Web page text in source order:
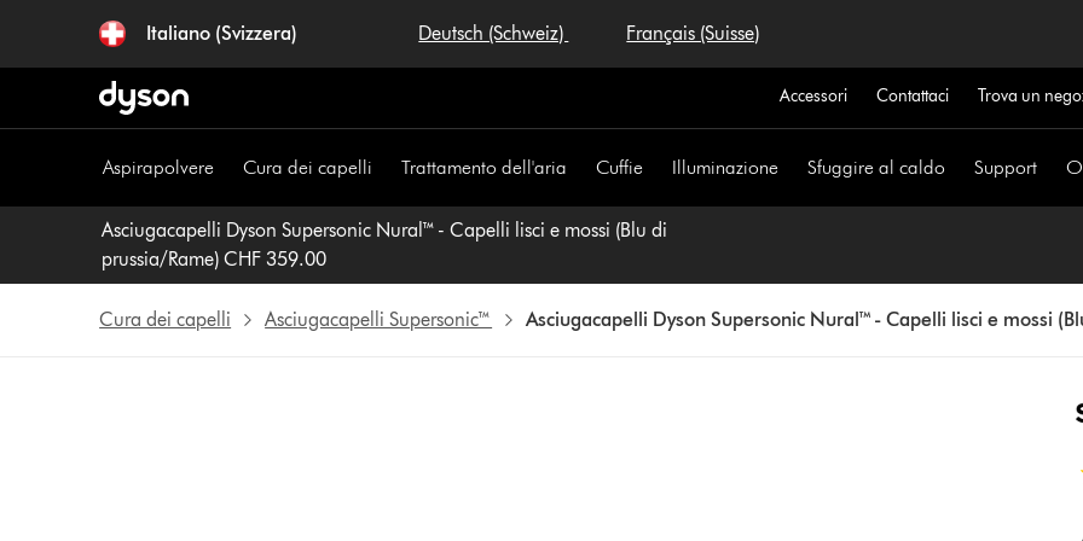
navigazione
Italiano (Svizzera) Deutsch (Schweiz) Français (Suisse)
Accessori Contattaci Trova un
Aspirapolvere Cura dei capelli Trattamento dell'aria Cuffie Illuminazione Sfuggire al caldo Support
Asciugacapelli Dyson Supersonic Nural™ - Capelli lisci e mossi (Blu di
prussia/Rame) CHF 359.00
Cura dei capelli Asciugacapelli Supersonic™ Asciugacapelli Dyson Supersonic Nural™ - Capelli lisci e mossi